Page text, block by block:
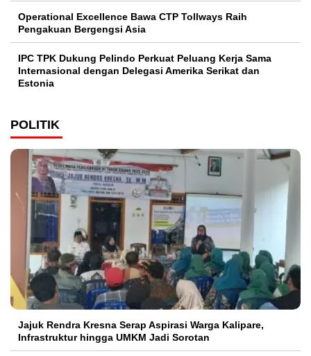
Operational Excellence Bawa CTP Tollways Raih
Pengakuan Bergengsi Asia
IPC TPK Dukung Pelindo Perkuat Peluang Kerja Sama
Internasional dengan Delegasi Amerika Serikat dan
Estonia
POLITIK
Jajuk Rendra Kresna Serap Aspirasi Warga Kalipare,
Infrastruktur hingga UMKM Jadi Sorotan